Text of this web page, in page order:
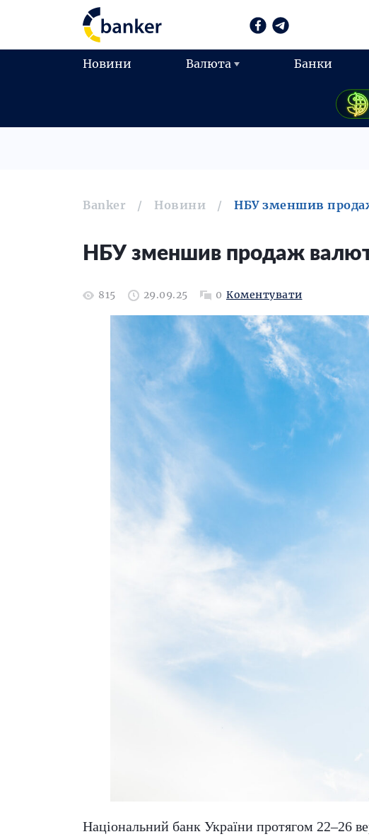
Новини Валюта Банки
Banker Новини НБУ зменшив
НБУ зменшив продаж
815 29.09.25 0 Коментувати
Національний банк України протягом 22–26